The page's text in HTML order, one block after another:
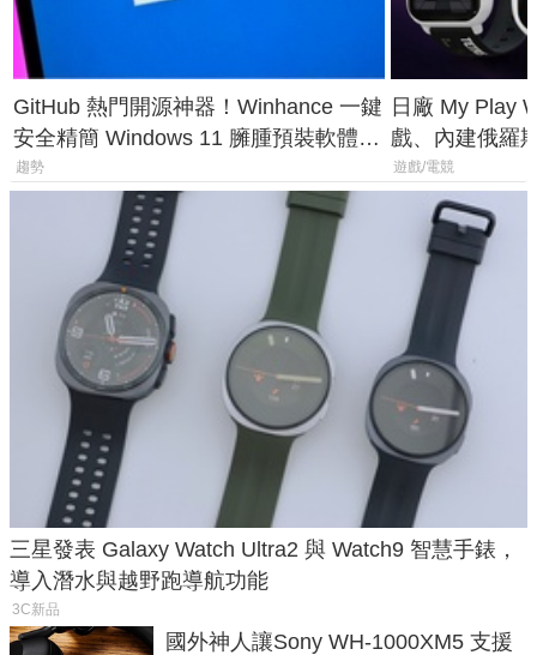
GitHub 熱門開源神器！Winhance 一鍵
安全精簡 Windows 11 臃腫預裝軟體與
後台追蹤
趨勢
日廠 My Play
戲、內建俄羅
過竟然不能連
遊戲/電競
三星發表 Galaxy Watch Ultra2 與 Watch9 智慧手錶，
導入潛水與越野跑導航功能
3C新品
國外神人讓Sony WH-1000XM5 支援